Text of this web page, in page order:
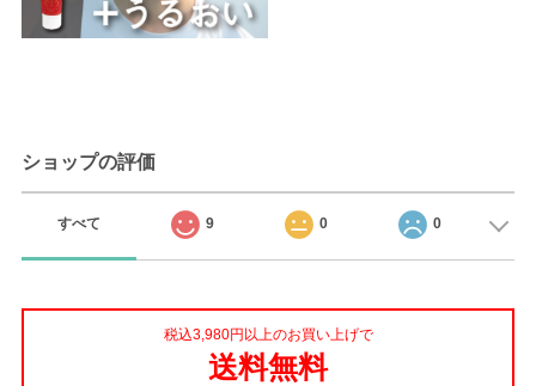
ショップの評価
すべて 9 0 0
税込3,980円以上のお買い上げで
送料無料